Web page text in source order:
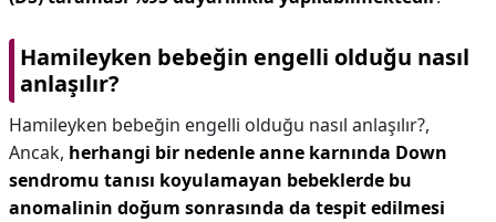
Hamileyken bebeğin engelli olduğu nasıl
anlaşılır?
Hamileyken bebeğin engelli olduğu nasıl anlaşılır?,
Ancak, herhangi bir nedenle anne karnında Down
sendromu tanısı koyulamayan bebeklerde bu
anomalinin doğum sonrasında da tespit edilmesi